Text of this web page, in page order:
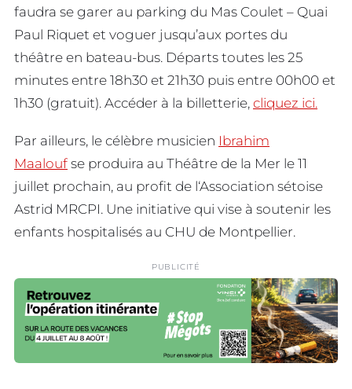
faudra se garer au parking du Mas Coulet – Quai
Paul Riquet et voguer jusqu’aux portes du
théâtre en bateau-bus. Départs toutes les 25
minutes entre 18h30 et 21h30 puis entre 00h00 et
1h30 (gratuit). Accéder à la billetterie, cliquez ici.
Par ailleurs, le célèbre musicien Ibrahim
Maalouf se produira au Théâtre de la Mer le 11
juillet prochain, au profit de l‘Association sétoise
Astrid MRCPI. Une initiative qui vise à soutenir les
enfants hospitalisés au CHU de Montpellier.
PUBLICITÉ